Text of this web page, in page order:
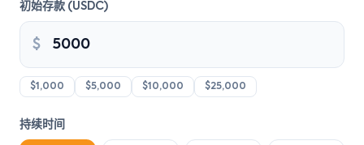
初始存款 (USDC)
$
$1,000 $5,000 $10,000 $25,000
持续时间